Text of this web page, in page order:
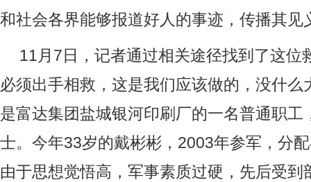
和社会各界能够报道好人的事迹，传播其见
11月7日，记者通过相关途径找到了这位
必须出手相救，这是我们应该做的，没什么
是富达集团盐城银河印刷厂的一名普通职工
士。今年33岁的戴彬彬，2003年参军，分
由于思想觉悟高，军事素质过硬，先后受到